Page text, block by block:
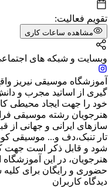
تقویم فعالیت:
مشاهده ساعات کاری
وبسایت و شبکه های
آموزشگاه موسیقی نیریز
گیری از اساتید مجرب و
خود را جهت ایجاد محیطی
هنرجویان رشته موسیقی
سازهای ایرانی و جهانی از
تار تنبک،دف و... موسیقی
شود و قابل ذکر است جهت
هنرجویان، در این
حضوری و رایگان برای
دیدگاه کاربران